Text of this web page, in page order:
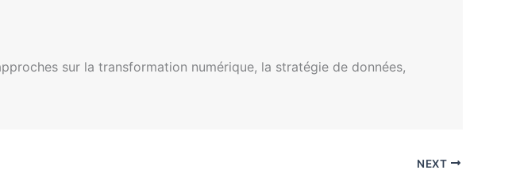
sur la transformation numérique, la stratégie de données,
NEXT